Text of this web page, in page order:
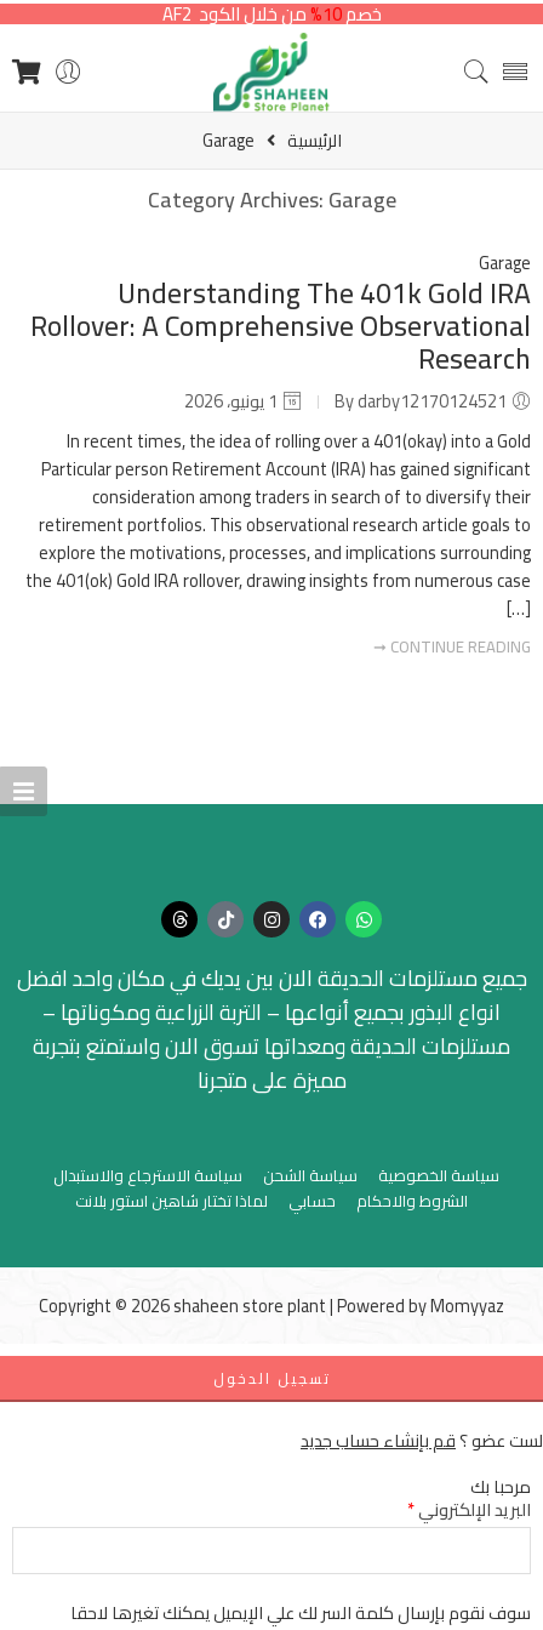
خصم10% من خلال الكود AF2
الرئيسية Garage
Category Archives:Garage
Garage
Understanding The 401k Gold IRA
Rollover: A Comprehensive Observational
Research
In recent times, the idea of rolling over a 401(okay) into a Gold
Particular person Retirement Account (IRA) has gained significant
consideration among traders in search of to diversify their
retirement portfolios. This observational research article goals to
explore the motivations, processes, and implications surrounding
the 401(ok) Gold IRA rollover, drawing insights from numerous case
[…]
CONTINUE READING ➞
جميع مستلزمات الحديقة الان بين يديك في مكان واحد افضل
انواع البذور بجميع أنواعها – التربة الزراعية ومكوناتها –
مستلزمات الحديقة ومعداتها تسوق الان واستمتع بتجربة
مميزة على متجرنا
سياسة الخصوصية سياسة الشحن
سياسة الاسترجاع والاستبدال
الشروط والاحكام
حسابي لماذا تختار شاهين استور بلانت
Copyright © 2026 shaheen store plant | Powered byMomyyaz
تسجيل الدخول
لست عضو ؟قم بإنشاء حساب جديد
مرحبا بك
البريد الإلكتروني*
سوف نقوم بإرسال كلمة السر لك علي الإيميل يمكنك تغيرها لاحقا